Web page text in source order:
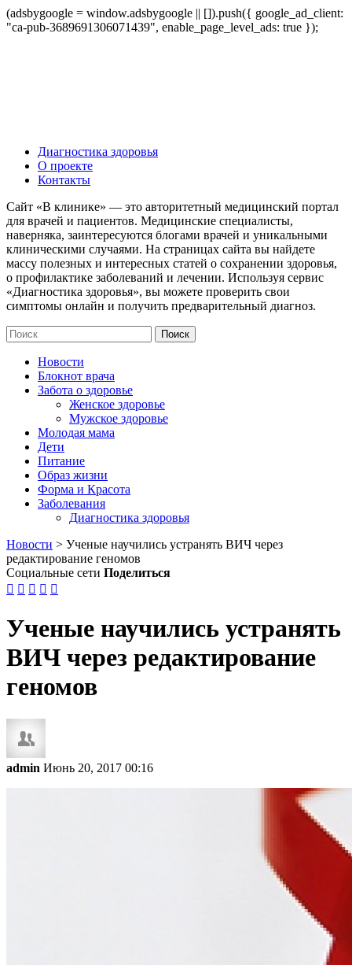
(adsbygoogle = window.adsbygoogle || []).push({ google_ad_client:
"ca-pub-3689691306071439", enable_page_level_ads: true });
Диагностика здоровья
О проекте
Контакты
Сайт «В клинике» — это авторитетный медицинский портал
для врачей и пациентов. Медицинские специалисты,
наверняка, заинтересуются блогами врачей и уникальными
клиническими случаями. На страницах сайта вы найдете
массу полезных и интересных статей о сохранении здоровья,
о профилактике заболеваний и лечении. Используя сервис
«Диагностика здоровья», вы можете проверить свои
симптомы онлайн и получить предварительный диагноз.
Новости
Блокнот врача
Забота о здоровье
Женское здоровье
Мужское здоровье
Молодая мама
Дети
Питание
Образ жизни
Форма и Красота
Заболевания
Диагностика здоровья
Новости > Ученые научились устранять ВИЧ через
редактирование геномов
Социальные сети Поделиться
    
Ученые научились устранять
ВИЧ через редактирование
геномов
admin Июнь 20, 2017 00:16